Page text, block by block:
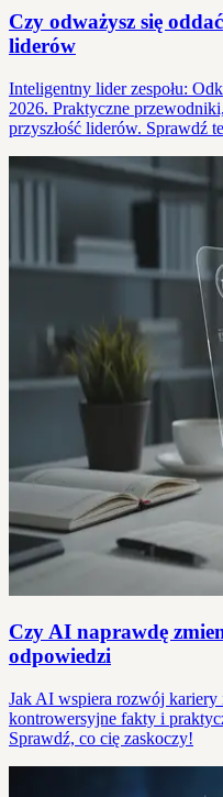
Czy odważysz się
liderów
Inteligentny lider zespołu:
2026. Praktyczne
przyszłość liderów. Sprawdź
Czy AI naprawdę
odpowiedzi
Jak AI wspiera rozwój kariery
kontrowersyjne fakty i
Sprawdź, co cię zaskoczy!